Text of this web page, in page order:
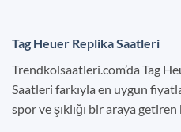
Tag Heuer Replika Saatleri
Trendkolsaatleri.com’da Tag
Saatleri farkıyla en uygun
spor ve şıklığı bir araya getiren